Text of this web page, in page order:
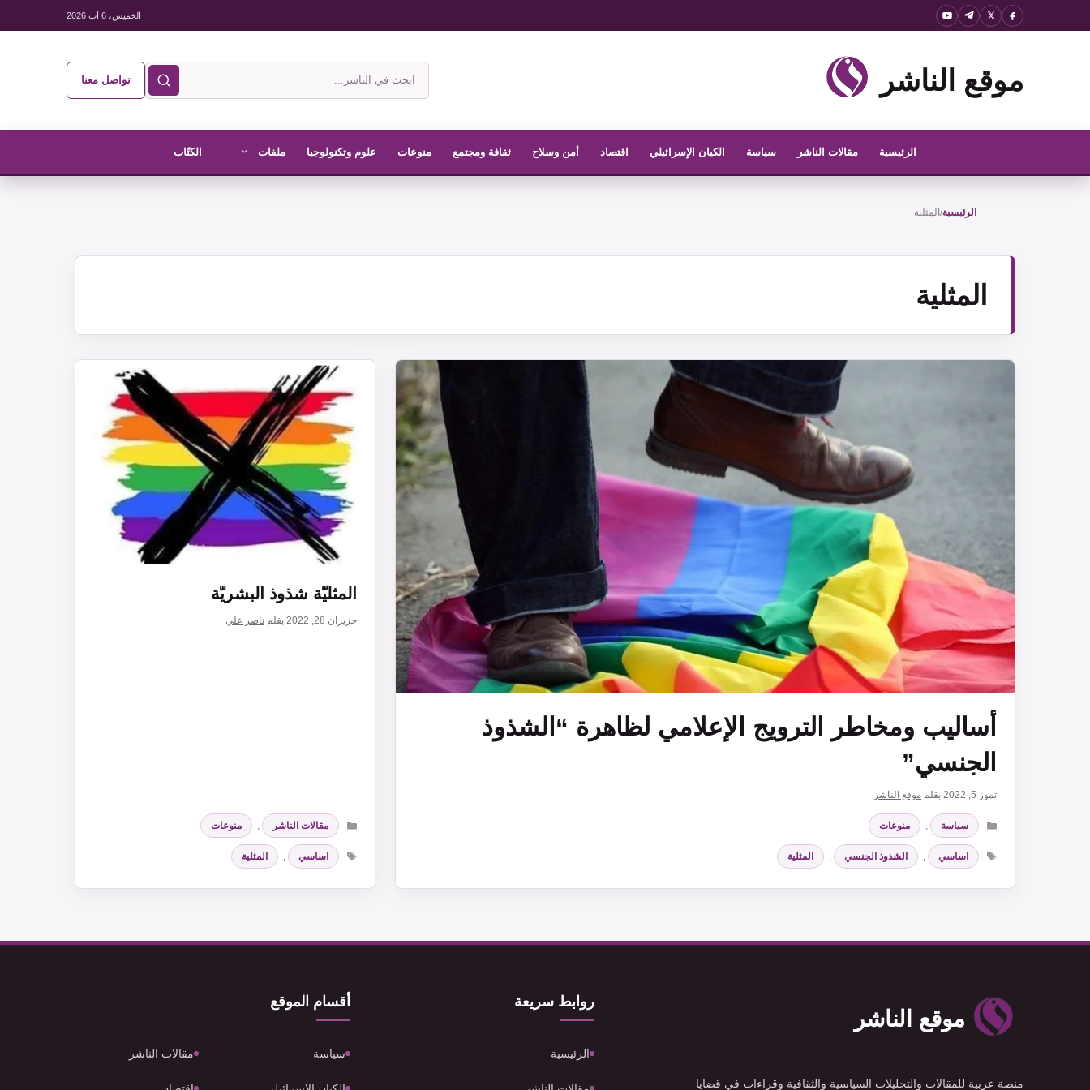
الخميس، 6 آب 2026
موقع الناشر
ابحث
في
الناشر
تواصل معنا
الرئيسية مقالات الناشر سياسة الكيان الإسرائيلي اقتصاد أمن وسلاح ثقافة ومجتمع منوعات علوم وتكنولوجيا ملفات الكتّاب
الرئيسية/ المثلية
المثلية
أساليب ومخاطر الترويج الإعلامي لظاهرة “الشذوذ
الجنسي”
تموز 5, 2022 بقلم موقع الناشر
التصنيفات
سياسة ,
منوعات
الوسوم
اساسي , الشذوذ الجنسي , المثلية
المثليّة شذوذ البشريّة
حزيران 28, 2022 بقلمناصر علي
التصنيفات
مقالات الناشر ,
منوعات
الوسوم
اساسي , المثلية
موقع الناشر
منصة عربية للمقالات والتحليلات السياسية والثقافية وقراءات في قضايا
روابط سريعة
الرئيسية
أقسام الموقع
سياسة مقالات الناشر